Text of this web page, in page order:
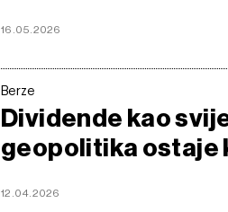
16.05.2026
Berze
Dividende kao
geopolitika ostaje
12.04.2026